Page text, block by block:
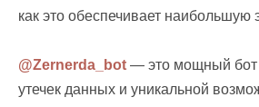
как это обеспечивает наибольшую
@Zernerda_bot — это мощный бот
утечек данных и уникальной